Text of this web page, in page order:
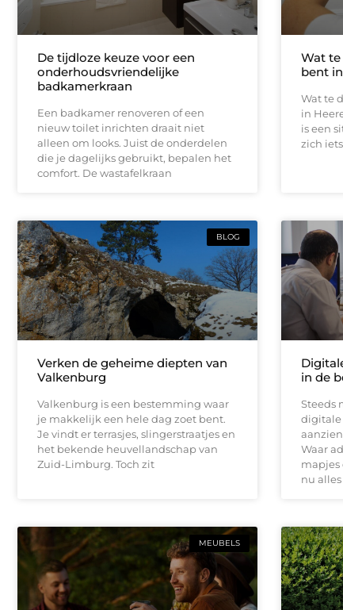
De tijdloze keuze voor een
onderhoudsvriendelijke
badkamerkraan
Een badkamer renoveren of een
nieuw toilet inrichten draait niet
alleen om looks. Juist de onderdelen
die je dagelijks gebruikt, bepalen het
comfort. De wastafelkraan
Wat
bent
Wat te
in
is een
zich
BLOG
Verken de geheime diepten van
Valkenburg
Valkenburg is een bestemming waar
je makkelijk een hele dag zoet bent.
Je vindt er terrasjes, slingerstraatjes en
het bekende heuvellandschap van
Zuid-Limburg. Toch zit
in de
Steeds
digitale
Waar
mapjes
nu
MEUBELS